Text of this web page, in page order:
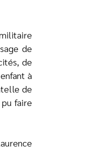
de
de
à
de
faire